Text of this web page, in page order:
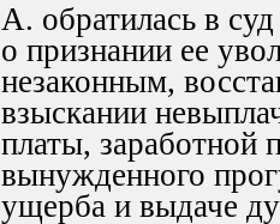
А. обратилась в
о признании ее
незаконным,
взыскании
платы, заработной
вынужденного
ущерба и выдаче